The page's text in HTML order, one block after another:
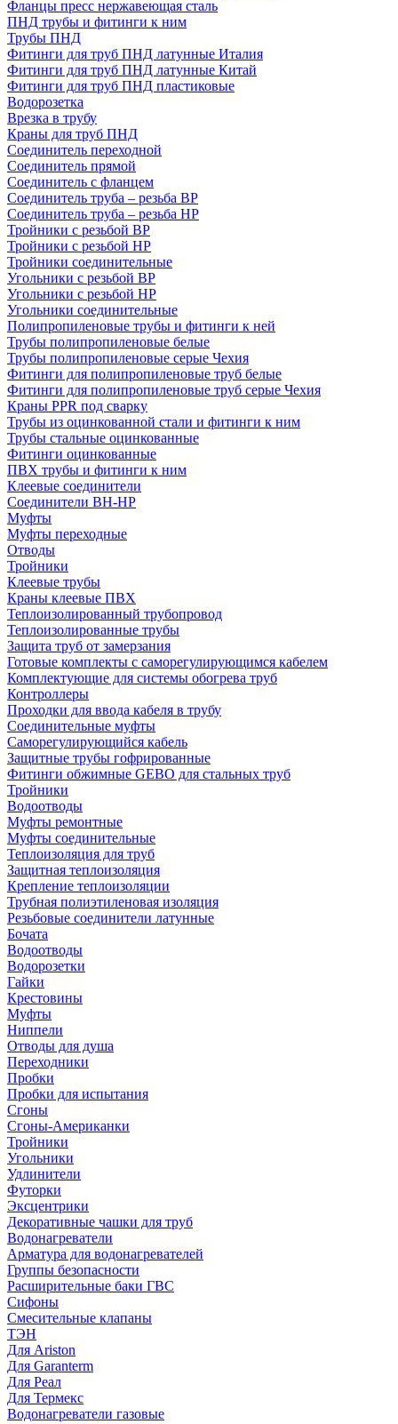
Фланцы пресс нержавеющая сталь
ПНД трубы и фитинги к ним
Трубы ПНД
Фитинги для труб ПНД латунные Италия
Фитинги для труб ПНД латунные Китай
Фитинги для труб ПНД пластиковые
Водорозетка
Врезка в трубу
Краны для труб ПНД
Соединитель переходной
Соединитель прямой
Соединитель с фланцем
Соединитель труба – резьба ВР
Соединитель труба – резьба НР
Тройники с резьбой ВР
Тройники с резьбой НР
Тройники соединительные
Угольники с резьбой ВР
Угольники с резьбой НР
Угольники соединительные
Полипропиленовые трубы и фитинги к ней
Трубы полипропиленовые белые
Трубы полипропиленовые серые Чехия
Фитинги для полипропиленовые труб белые
Фитинги для полипропиленовые труб серые Чехия
Краны PPR под сварку
Трубы из оцинкованной стали и фитинги к ним
Трубы стальные оцинкованные
Фитинги оцинкованные
ПВХ трубы и фитинги к ним
Клеевые соединители
Соединители ВН-НР
Муфты
Муфты переходные
Отводы
Тройники
Клеевые трубы
Краны клеевые ПВХ
Теплоизолированный трубопровод
Теплоизолированные трубы
Защита труб от замерзания
Готовые комплекты с саморегулирующимся кабелем
Комплектующие для системы обогрева труб
Контроллеры
Проходки для ввода кабеля в трубу
Соединительные муфты
Саморегулирующийся кабель
Защитные трубы гофрированные
Фитинги обжимные GEBO для стальных труб
Тройники
Водоотводы
Муфты ремонтные
Муфты соединительные
Теплоизоляция для труб
Защитная теплоизоляция
Крепление теплоизоляции
Трубная полиэтиленовая изоляция
Резьбовые соединители латунные
Бочата
Водоотводы
Водорозетки
Гайки
Крестовины
Муфты
Ниппели
Отводы для душа
Переходники
Пробки
Пробки для испытания
Сгоны
Сгоны-Американки
Тройники
Угольники
Удлинители
Футорки
Эксцентрики
Декоративные чашки для труб
Водонагреватели
Арматура для водонагревателей
Группы безопасности
Расширительные баки ГВС
Сифоны
Смесительные клапаны
ТЭН
Для Ariston
Для Garanterm
Для Реал
Для Термекс
Водонагреватели газовые